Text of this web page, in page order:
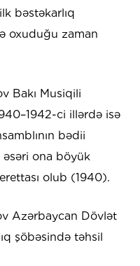
bəstəkarlıq
oxuduğu zaman
Bakı Musiqili
ci illərdə isə
bədii
əsəri ona böyük
olub (1940).
Azərbaycan Dövlət
şöbəsində təhsil